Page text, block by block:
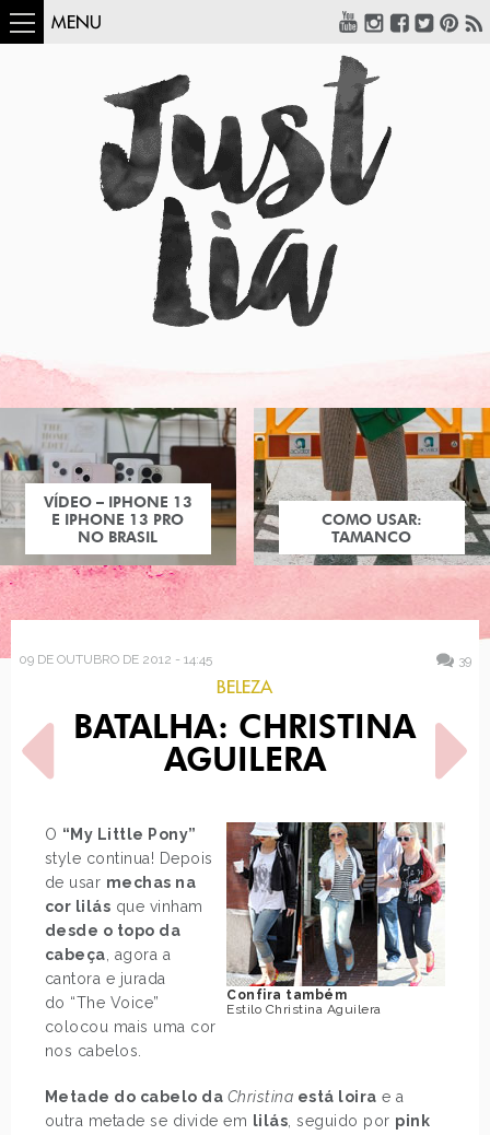
MENU
COMO USAR:
TAMANCO
09 DE OUTUBRO DE 2012 - 14:45 39
BELEZA
BATALHA: CHRISTINA
AGUILERA
Confira também
Estilo Christina Aguilera
O “My Little Pony”
style continua! Depois
de usar mechas na
cor lilás que vinham
desde o topo da
cabeça , agora a
cantora e jurada
do “The Voice”
colocou mais uma cor
nos cabelos.
Metade do cabelo da Christina está loira e a
outra metade se divide em lilás , seguido por pink
POST ANTERIOR
O QUE ELES PENSAM
SOBRE PERSONALIDADE
PRÓXIMO POST
MARTA ALTÉS